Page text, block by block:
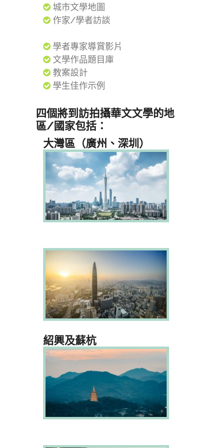
城市文學地圖
作家/學者訪談
學者專家導賞影片
文學作品題目庫
教案設計
學生佳作示例
四個將到訪拍攝華文文學的地
區/國家包括：
大灣區（廣州、深圳）
紹興及蘇杭